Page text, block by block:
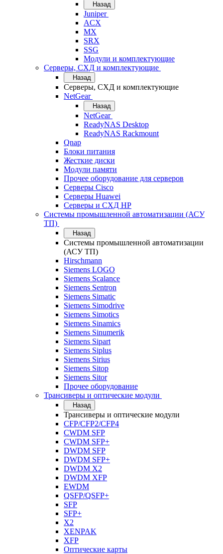
Назад
Juniper
ACX
MX
SRX
SSG
Модули и комплектующие
Серверы, СХД и комплектующие
Назад
Серверы, СХД и комплектующие
NetGear
Назад
NetGear
ReadyNAS Desktop
ReadyNAS Rackmount
Qnap
Блоки питания
Жесткие диски
Модули памяти
Прочее оборудование для серверов
Серверы Cisco
Серверы Huawei
Серверы и СХД HP
Системы промышленной автоматизации (АСУ
ТП)
Назад
Системы промышленной автоматизации
(АСУ ТП)
Hirschmann
Siemens LOGO
Siemens Scalance
Siemens Sentron
Siemens Simatic
Siemens Simodrive
Siemens Simotics
Siemens Sinamics
Siemens Sinumerik
Siemens Sipart
Siemens Siplus
Siemens Sirius
Siemens Sitop
Siemens Sitor
Прочее оборудование
Трансиверы и оптические модули
Назад
Трансиверы и оптические модули
CFP/CFP2/CFP4
CWDM SFP
CWDM SFP+
DWDM SFP
DWDM SFP+
DWDM X2
DWDM XFP
EWDM
QSFP/QSFP+
SFP
SFP+
X2
XENPAK
XFP
Оптические карты